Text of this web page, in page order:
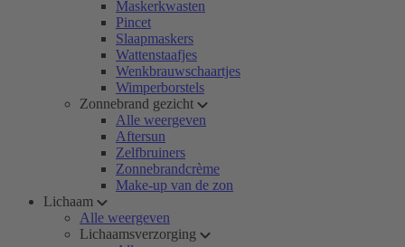
Maskerkwasten
Pincet
Slaapmaskers
Wattenstaafjes
Wenkbrauwschaartjes
Wimperborstels
Zonnebrand gezicht
Alle weergeven
Aftersun
Zelfbruiners
Zonnebrandcrème
Make-up van de zon
Lichaam
Alle weergeven
Lichaamsverzorging